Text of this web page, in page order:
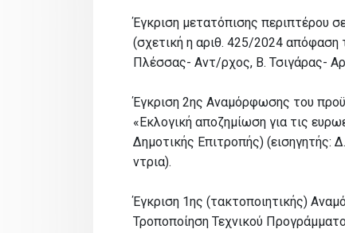
Έγκριση μετατόπισης περιπτέρου
(σχετική η αριθ. 425/2024 απόφαση
Πλέσσας- Αντ/ρχος, Β. Τσιγάρας-
Έγκριση 2ης Αναμόρφωσης του
«Εκλογική αποζημίωση για τις
Δημοτικής Επιτροπής)
ντρια).
Έγκριση 1ης (τακτοποιητικής)
Τροποποίηση Τεχνικού